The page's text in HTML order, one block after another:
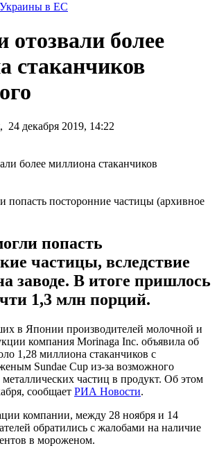
в ЕС
более
стаканчиков
24 декабря 2019, 14:22
попасть посторонние частицы (архивное
попасть
частицы, вследствие
заводе. В итоге пришлось
1,3 млн порций.
в Японии производителей молочной и
компания Morinaga Inc. объявила об
1,28 миллиона стаканчиков с
Sundae Cup из-за возможного
частиц в продукт. Об этом
сообщает РИА Новости.
компании, между 28 ноября и 14
обратились с жалобами на наличие
в мороженом.